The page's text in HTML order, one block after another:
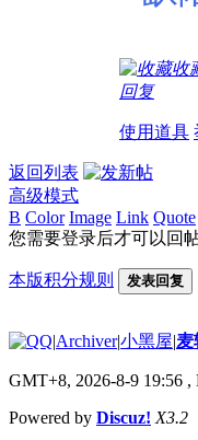
收
回复
使用道具
返回列表
高级模式
B Color Image Link Quote
您需要登录后才可以回
本版积分规则 发表回复
|Archiver|小黑屋|麦
GMT+8, 2026-8-9 19:56 ,
Powered by Discuz! X3.2